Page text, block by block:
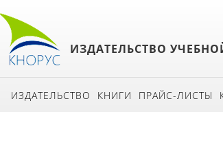
ИЗДАТЕЛЬСТВО
ИЗДАТЕЛЬСТВО КНИГИ ПРАЙС-ЛИСТЫ